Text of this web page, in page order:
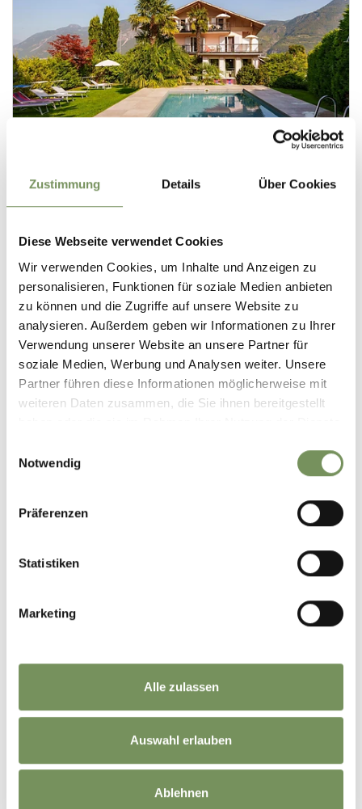
Zustimmung Details Über Cookies
Diese Webseite verwendet Cookies
Wir verwenden Cookies, um Inhalte und Anzeigen zu
personalisieren, Funktionen für soziale Medien anbieten
zu können und die Zugriffe auf unsere Website zu
analysieren. Außerdem geben wir Informationen zu Ihrer
Verwendung unserer Website an unsere Partner für
soziale Medien, Werbung und Analysen weiter. Unsere
Partner führen diese Informationen möglicherweise mit
weiteren Daten zusammen, die Sie ihnen bereitgestellt
Notwendig
Präferenzen
Statistiken
Marketing
Alle zulassen
Auswahl erlauben
Ablehnen